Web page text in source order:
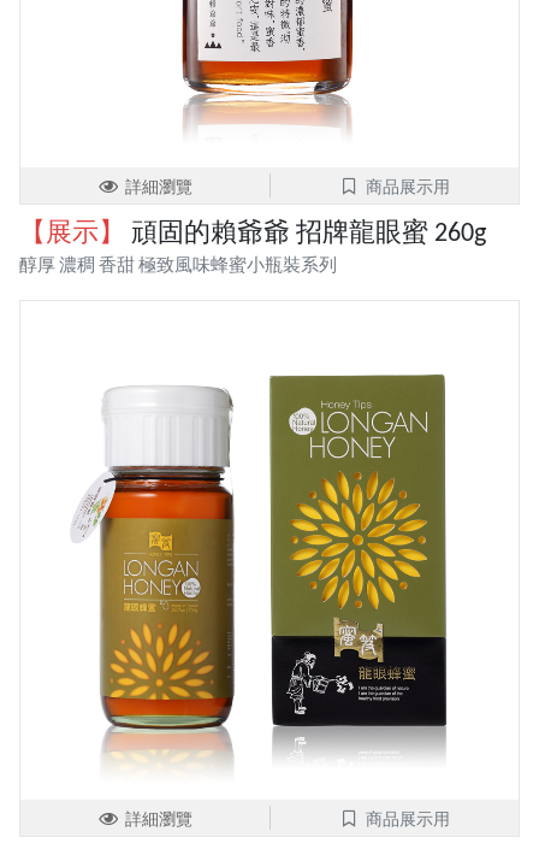
詳細瀏覽 商品展示用
【展示】 頑固的賴爺爺 招牌龍眼蜜 260g
醇厚 濃稠 香甜 極致風味蜂蜜小瓶裝系列
詳細瀏覽 商品展示用